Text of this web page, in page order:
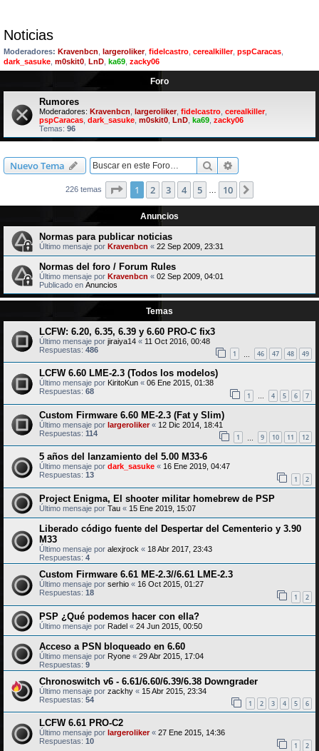
Noticias
Moderadores: Kravenbcn largeroliker, fidelcastro cerealkiller, pspCaracas
dark_sasuke m0skit0 LnD ka69 zacky06
Foro
Rumores
Moderadores: Kravenbcn largeroliker, fidelcastro cerealkiller,
pspCaracas dark_sasuke m0skit0 LnD ka69 zacky06
Temas: 96
Nuevo Tema Buscar
226 temas Página de 10
1 2 3 4 5 10
Anuncios
Normas para publicar noticias
Último mensaje por Kravenbcn « 22 Sep 2009, 23:31
Normas del foro / Forum Rules
Último mensaje por Kravenbcn « 02 Sep 2009, 04:01
Publicado en Anuncios
Temas
LCFW: 6.20, 6.35, 6.39 y 6.60 PRO-C fix3
Último mensaje por jiraiya14 « 11 Oct 2016, 00:48
Respuestas: 486 1 46 47 48 49
LCFW 6.60 LME-2.3 (Todos los modelos)
Último mensaje por KiritoKun « 06 Ene 2015, 01:38
Respuestas: 68 1 … 4 5 6 7
Custom Firmware 6.60 ME-2.3 (Fat y Slim)
Último mensaje por largeroliker« 12 Dic 2014, 18:41
Respuestas: 114 1 9 10 11 12
5 años del lanzamiento del 5.00 M33-6
Último mensaje por dark_sasuke « 16 Ene 2019, 04:47
Respuestas: 13 1 2
Project Enigma, El shooter militar homebrew de PSP
Último mensaje por Tau « 15 Ene 2019, 15:07
Liberado código fuente del Despertar del Cementerio y 3.90
M33
Último mensaje por alexjrock « 18 Abr 2017, 23:43
Respuestas: 4
Custom Firmware 6.61 ME-2.3//6.61 LME-2.3
Último mensaje por serhio « 16 Oct 2015, 01:27
Respuestas: 18 1 2
PSP ¿Qué podemos hacer con ella?
Último mensaje por Radel « 24 Jun 2015, 00:50
Acceso a PSN bloqueado en 6.60
Último mensaje por Ryone « 29 Abr 2015, 17:04
Respuestas: 9
Chronoswitch v6 - 6.61/6.60/6.39/6.38 Downgrader
Último mensaje por zackhy « 15 Abr 2015, 23:34
Respuestas: 54 1 2 3 4 5 6
LCFW 6.61 PRO-C2
Último mensaje por largeroliker« 27 Ene 2015, 14:36
Respuestas: 10 1 2